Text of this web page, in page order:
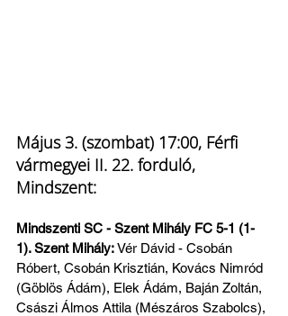
Május 3. (szombat) 17:00, Férfi
vármegyei II. 22. forduló,
Mindszent:
Mindszenti SC - Szent Mihály FC 5-1 (1-
1). Szent Mihály: Vér Dávid - Csobán
Róbert, Csobán Krisztián, Kovács Nimród
(Göblös Ádám), Elek Ádám, Baján Zoltán,
Császi Álmos Attila (Mészáros Szabolcs),